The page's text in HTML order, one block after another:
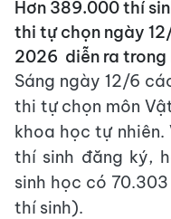
Hơn 389.000 thí
thi tự chọn ngày
2026 diễn ra trong
Sáng ngày 12/6
thi tự chọn môn
khoa học tự
thí sinh đăng ký,
sinh học có
thí sinh).